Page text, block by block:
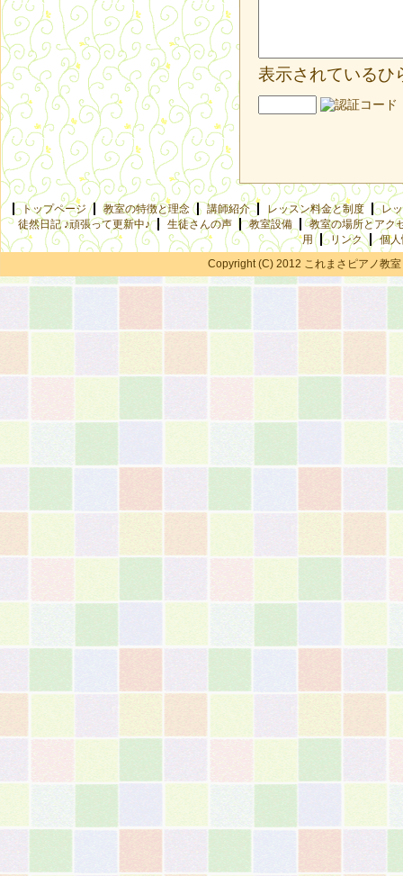
表示されているひ
トップページ 教室の特徴と理念 講師紹介 レッスン料金と制度
レ
徒然日記 ♪頑張って更新中♪
生徒さんの声 教室設備
教室の場所とアク
用
リンク
個
Copyright (C) 2012 これまさピアノ教